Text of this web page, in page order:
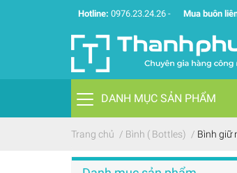
Hotline: 0976.23.24.26 - Mua buôn
DANH MỤC SẢN PHẨM
Trang chủ / Bình ( Bottles) / Bình giữ